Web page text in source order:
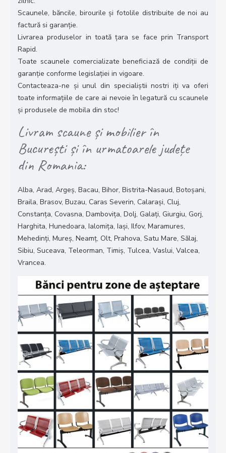
Scaunele, băncile, birourile și fotolile distribuite de noi au
factură si garanție.
Livrarea produselor in toată țara se face prin Transport
Rapid.
Toate scaunele comercializate beneficiază de condiții de
garanție conforme legislației in vigoare.
Contacteaza-ne și unul din specialiștii nostri iți va oferi
toate informațiile de care ai nevoie în legatură cu scaunele
și produsele de mobila din stoc!
Livram scaune și mobilier în
București și în urmatoarele județe
din Romania:
Alba, Arad, Argeș, Bacau, Bihor, Bistrita-Nasaud, Botoșani,
Braila, Brasov, Buzau, Caras Severin, Calarași, Cluj,
Constanța, Covasna, Dambovița, Dolj, Galați, Giurgiu, Gorj,
Harghita, Hunedoara, Ialomița, Iași, Ilfov, Maramures,
Mehedinți, Mureș, Neamț, Olt, Prahova, Satu Mare, Sălaj,
Sibiu, Suceava, Teleorman, Timiș, Tulcea, Vaslui, Valcea,
Vrancea.